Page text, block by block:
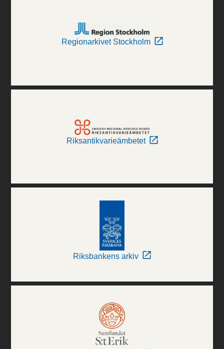
Regionarkivet Stockholm
Riksantikvarieämbetet
Riksbankens arkiv